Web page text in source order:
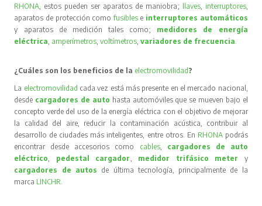
RHONA, estos pueden ser aparatos de maniobra; llaves, interruptores,
aparatos de protección comofusibles e interruptores automáticos
y aparatos de medición tales como; medidores de energía
eléctrica, amperímetros,voltímetros,variadores de frecuencia.
¿Cuáles son los beneficios de la electromovilidad ?
La electromovilidad cada vez está más presente en el mercado nacional,
desde cargadores de auto hasta automóviles que se mueven bajo el
concepto verde del uso de la energía eléctrica con el objetivo de mejorar
la calidad del aire, reducir la contaminación acústica, contribuir al
desarrollo de ciudades más inteligentes, entre otros. En RHONA podrás
encontrar desde accesorios como cables, cargadores de auto
eléctrico, pedestal cargador, medidor trifásico meter
y
cargadores de autos de última tecnología, principalmente de la
marca LINCHR.